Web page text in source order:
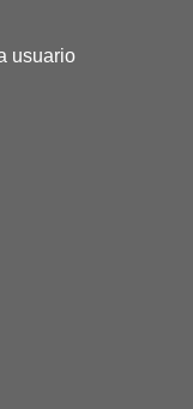
usuario